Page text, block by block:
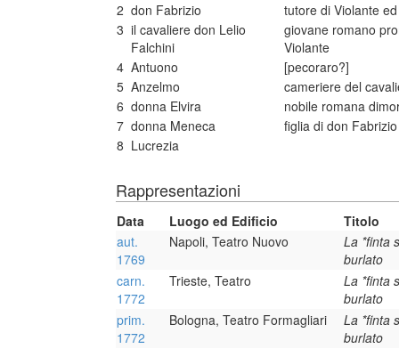
2 don Fabrizio
tutore di Violante
3 il cavaliere don Lelio
Falchini
giovane romano
Violante
4 Antuono
[pecoraro?]
5 Anzelmo
cameriere del
6 donna Elvira
nobile romana
7 donna Meneca
figlia di don Fabrizio
8 Lucrezia
Rappresentazioni
Data Luogo ed Edificio
Titolo
aut.
1769
Napoli, Teatro Nuovo
La *finta
burlato
carn.
1772
Trieste, Teatro
La *finta
burlato
prim.
1772
Bologna, Teatro Formagliari
La *finta
burlato